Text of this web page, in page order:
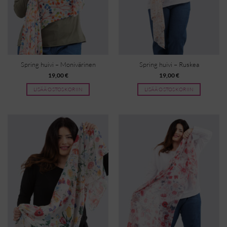
Spring huivi – Monivärinen
19,00€
LISÄÄ OSTOSKORIIN
Spring huivi – Ruskea
19,00€
LISÄÄ OSTOSKORIIN